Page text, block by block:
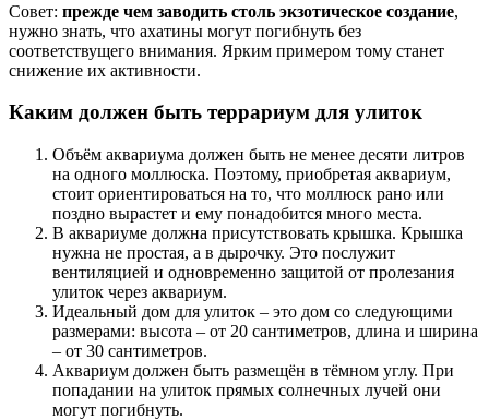
Совет: прежде чем заводить столь экзотическое создание,
нужно знать, что ахатины могут погибнуть без
соответствущего внимания. Ярким примером тому станет
снижение их активности.
Каким должен быть террариум для улиток
Объём аквариума должен быть не менее десяти литров
на одного моллюска. Поэтому, приобретая аквариум,
стоит ориентироваться на то, что моллюск рано или
поздно вырастет и ему понадобится много места.
В аквариуме должна присутствовать крышка. Крышка
нужна не простая, а в дырочку. Это послужит
вентиляцией и одновременно защитой от пролезания
улиток через аквариум.
Идеальный дом для улиток – это дом со следующими
размерами: высота – от 20 сантиметров, длина и ширина
– от 30 сантиметров.
Аквариум должен быть размещён в тёмном углу. При
попадании на улиток прямых солнечных лучей они
могут погибнуть.